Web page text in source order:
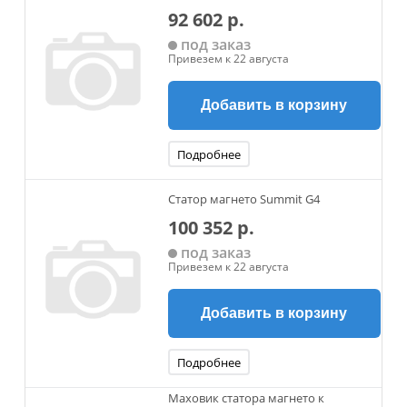
92 602 р.
под заказ
Привезем к 22 августа
Добавить в корзину
Подробнее
Статор магнето Summit G4
100 352 р.
под заказ
Привезем к 22 августа
Добавить в корзину
Подробнее
Маховик статора магнето к